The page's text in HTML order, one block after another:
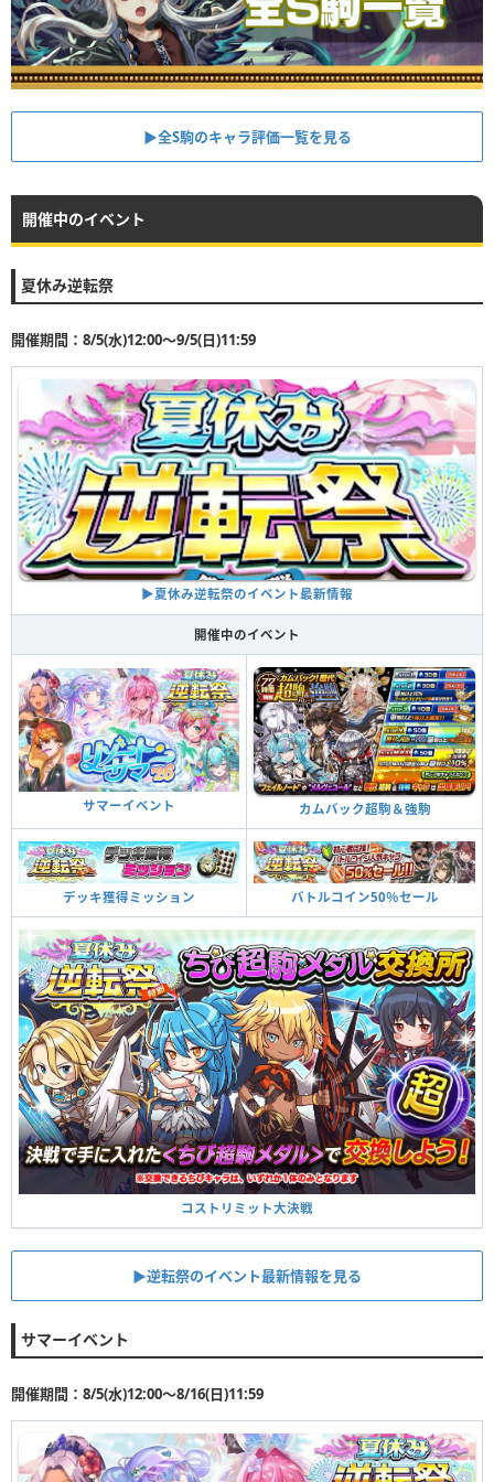
▶︎全S駒のキャラ評価一覧を見る
開催中のイベント
夏休み逆転祭
開催期間：8/5(水)12:00〜9/5(日)11:59
▶︎夏休み逆転祭のイベント最新情報
開催中のイベント
サマーイベント カムバック超駒＆強駒
デッキ獲得ミッション バトルコイン50％セール
コストリミット大決戦
▶︎逆転祭のイベント最新情報を見る
サマーイベント
開催期間：8/5(水)12:00〜8/16(日)11:59